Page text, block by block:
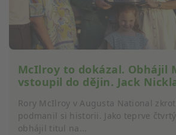
McIlroy to dokázal. Obhájil
vstoupil do dějin. Jack
Rory McIlroy v Augusta National
podmanil si historii. Jako teprve
obhájil titul na...